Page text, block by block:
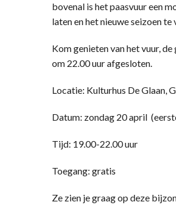
bovenal is het paasvuur een
laten en het nieuwe seizoen
Kom genieten van het vuur,
om 22.00 uur afgesloten.
Locatie: Kulturhus De Glaan,
Datum: zondag 20 april
Tijd: 19.00-22.00 uur
Toegang: gratis
Ze zien je graag op deze